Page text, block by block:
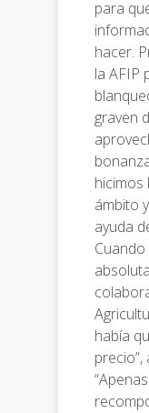
para
hacer.
la AFIP
graven
hicimos
ámbito
ayuda
había
precio”,